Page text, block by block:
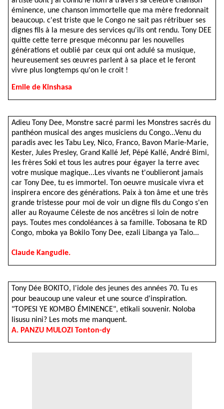
éminence, une chanson immortelle que ma mère fredonnait
beaucoup. c'est triste que le Congo ne sait pas rétribuer ses
dignes fils à la mesure des services qu'ils ont rendu. Tony DEE
quitte cette terre presque méconnu par les nouvelles
générations et oublié par ceux qui ont adulé sa musique,
heureusement ses œuvres parlent à sa place et le feront
vivre plus longtemps qu'on le croit !
Emile de Kinshasa
Adieu Tony Dee, Monstre sacré parmi les Monstres sacrés du
panthéon musical des anges musiciens du Congo...Venu du
paradis avec les Tabu Ley, Nico, Franco, Bavon Marie-Marie,
Kester, Jules Presley, Grand Kallé Jef, Pépé Kallé, André Bimi,
les frères Soki et tous les autres pour égayer la terre avec
votre musique magique...Les vivants ne t'oublieront jamais
car Tony Dee, tu es immortel. Ton oeuvre musicale vivra et
inspirera encore des générations. Paix à ton âme et une très
grande tristesse pour moi de voir un digne fils du Congo s'en
aller au Royaume Céleste de nos ancêtres si loin de notre
pays. Toutes mes condoléances à sa famille. Tobosana te RD
Congo, mboka ya Bokilo Tony Dee, ezali Libanga ya Talo...
Claude Kangudie.
Tony Dée BOKITO, l'idole des jeunes des années 70. Tu es
pour beaucoup une valeur et une source d'inspiration.
"TOPESI YE KOMBO ÉMINENCE", etikali souvenir. Noloba
lisusu nini? Les mots me manquent.
A. PANZU MULOZI Tonton-dy